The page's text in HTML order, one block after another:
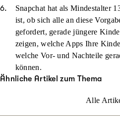
Snapchat hat als Mindestalter
ist, ob sich alle an diese
gefordert, gerade jüngere
zeigen, welche Apps Ihre
welche Vor- und Nachteile
können.
Ähnliche Artikel zum Thema
Alle